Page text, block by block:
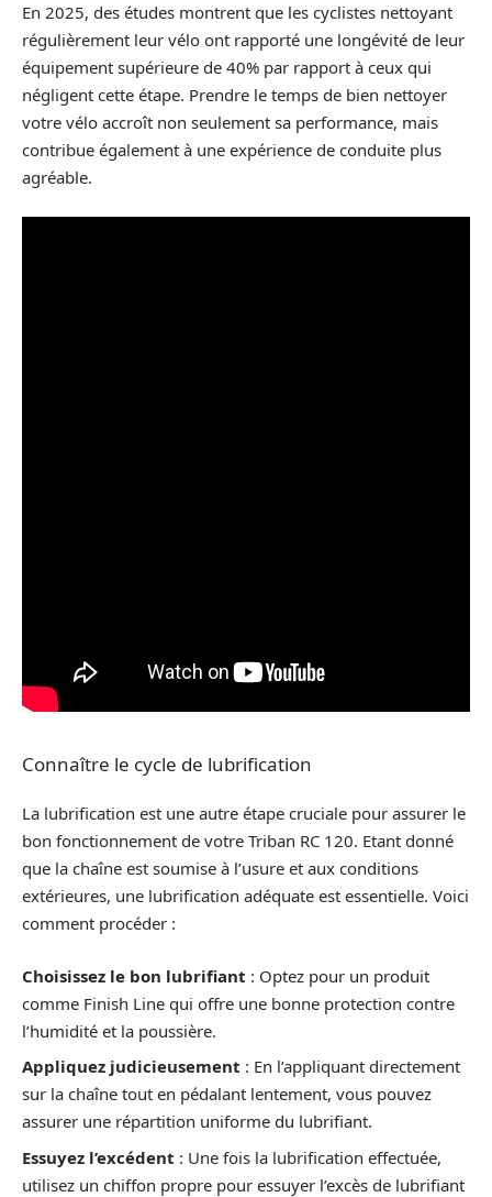
En 2025, des études montrent que les cyclistes nettoyant
régulièrement leur vélo ont rapporté une longévité de leur
équipement supérieure de 40% par rapport à ceux qui
négligent cette étape. Prendre le temps de bien nettoyer
votre vélo accroît non seulement sa performance, mais
contribue également à une expérience de conduite plus
agréable.
Connaître le cycle de lubrification
La lubrification est une autre étape cruciale pour assurer le
bon fonctionnement de votre Triban RC 120. Etant donné
que la chaîne est soumise à l’usure et aux conditions
extérieures, une lubrification adéquate est essentielle. Voici
comment procéder :
Choisissez le bon lubrifiant : Optez pour un produit
comme Finish Line qui offre une bonne protection contre
l’humidité et la poussière.
Appliquez judicieusement : En l’appliquant directement
sur la chaîne tout en pédalant lentement, vous pouvez
assurer une répartition uniforme du lubrifiant.
Essuyez l’excédent : Une fois la lubrification effectuée,
utilisez un chiffon propre pour essuyer l’excès de lubrifiant